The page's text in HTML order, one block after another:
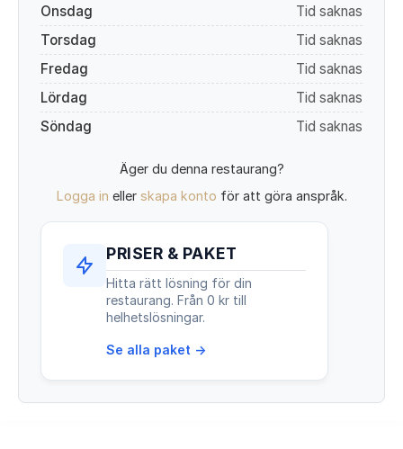
Onsdag
Tid saknas
Torsdag
Tid saknas
Fredag
Tid saknas
Lördag
Tid saknas
Söndag
Tid saknas
Äger du denna restaurang?
Logga in eller skapa konto för att göra anspråk.
PRISER & PAKET
Hitta rätt lösning för din
restaurang. Från 0 kr till
helhetslösningar.
Se alla paket →